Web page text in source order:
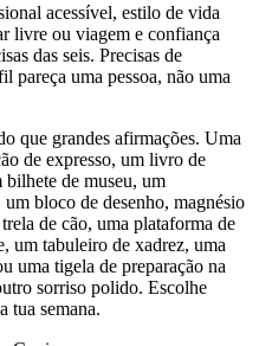
acessível, estilo de vida
livre ou viagem e confiança
das seis. Precisas de
pareça uma pessoa, não uma
que grandes afirmações. Uma
de expresso, um livro de
bilhete de museu, um
bloco de desenho, magnésio
de cão, uma plataforma de
um tabuleiro de xadrez, uma
uma tigela de preparação na
sorriso polido. Escolhe
tua semana.